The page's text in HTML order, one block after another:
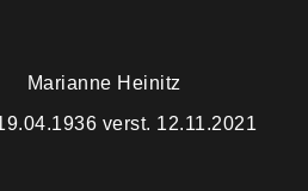
Marianne Heinitz
verst. 12.11.2021